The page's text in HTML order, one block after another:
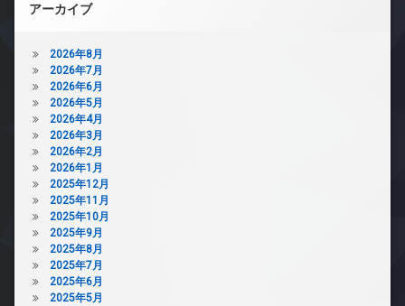
アーカイブ
2026年8月
2026年7月
2026年6月
2026年5月
2026年4月
2026年3月
2026年2月
2026年1月
2025年12月
2025年11月
2025年10月
2025年9月
2025年8月
2025年7月
2025年6月
2025年5月